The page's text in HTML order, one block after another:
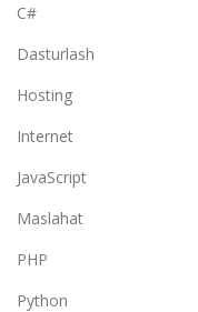
C#
Dasturlash
Hosting
Internet
JavaScript
Maslahat
PHP
Python